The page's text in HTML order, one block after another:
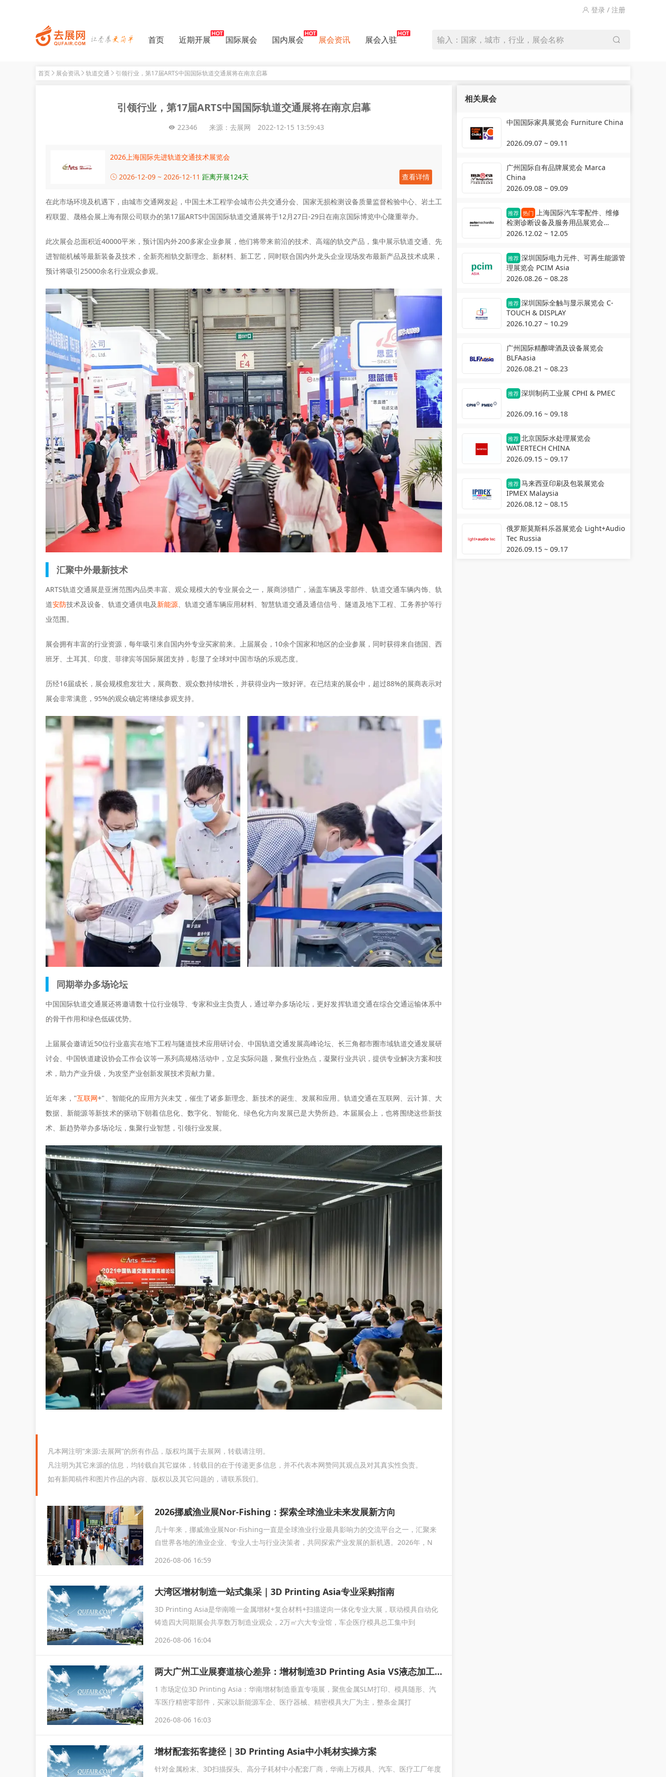
登录 / 注册
首页 近期开展 国际展会 国内展会 展会资讯 展会入驻 输入：国家，城市，行业，展会名称
首页 展会资讯 轨道交通 引领行业，第17届ARTS中国国际轨道交通展将在南京启幕
引领行业，第17届ARTS中国国际轨道交通展将在南京启幕
22346 来源：去展网 2022-12-15 13:59:43
2026上海国际先进轨道交通技术展览会
2026-12-09 ~ 2026-12-11 距离开展124天 查看详情
在此市场环境及机遇下，由城市交通网发起，中国土木工程学会城市公共交通分会、国家无损检测设备质量监督检验中心、岩土工
程联盟、晟格会展上海有限公司联办的第17届ARTS中国国际轨道交通展将于12月27日-29日在南京国际博览中心隆重举办。
此次展会总面积近40000平米，预计国内外200多家企业参展，他们将带来前沿的技术、高端的轨交产品，集中展示轨道交通、先
进智能机械等最新装备及技术，全新亮相轨交新理念、新材料、新工艺，同时联合国内外龙头企业现场发布最新产品及技术成果，
预计将吸引25000余名行业观众参观。
汇聚中外最新技术
ARTS轨道交通展是亚洲范围内品类丰富、观众规模大的专业展会之一，展商涉猎广，涵盖车辆及零部件、轨道交通车辆内饰、轨
道安防技术及设备、轨道交通供电及新能源、轨道交通车辆应用材料、智慧轨道交通及通信信号、隧道及地下工程、工务养护等行
业范围。
展会拥有丰富的行业资源，每年吸引来自国内外专业买家前来。上届展会，10余个国家和地区的企业参展，同时获得来自德国、西
班牙、土耳其、印度、菲律宾等国际展团支持，彰显了全球对中国市场的乐观态度。
历经16届成长，展会规模愈发壮大，展商数、观众数持续增长，并获得业内一致好评。在已结束的展会中，超过88%的展商表示对
展会非常满意，95%的观众确定将继续参观支持。
同期举办多场论坛
中国国际轨道交通展还将邀请数十位行业领导、专家和业主负责人，通过举办多场论坛，更好发挥轨道交通在综合交通运输体系中
的骨干作用和绿色低碳优势。
上届展会邀请近50位行业嘉宾在地下工程与隧道技术应用研讨会、中国轨道交通发展高峰论坛、长三角都市圈市域轨道交通发展研
讨会、中国铁道建设协会工作会议等一系列高规格活动中，立足实际问题，聚焦行业热点，凝聚行业共识，提供专业解决方案和技
术，助力产业升级，为攻坚产业创新发展技术贡献力量。
近年来，"互联网+"、智能化的应用方兴未艾，催生了诸多新理念、新技术的诞生、发展和应用。轨道交通在互联网、云计算、大
数据、新能源等新技术的驱动下朝着信息化、数字化、智能化、绿色化方向发展已是大势所趋。本届展会上，也将围绕这些新技
术、新趋势举办多场论坛，集聚行业智慧，引领行业发展。
凡本网注明“来源:去展网”的所有作品，版权均属于去展网，转载请注明。
凡注明为其它来源的信息，均转载自其它媒体，转载目的在于传递更多信息，并不代表本网赞同其观点及对其真实性负责。
如有新闻稿件和图片作品的内容、版权以及其它问题的，请联系我们。
2026挪威渔业展Nor-Fishing：探索全球渔业未来发展新方向
几十年来，挪威渔业展Nor-Fishing一直是全球渔业行业最具影响力的交流平台之一，汇聚来
自世界各地的渔业企业、专业人士与行业决策者，共同探索产业发展的新机遇。2026年，N
2026-08-06 16:59
大湾区增材制造一站式集采｜3D Printing Asia专业采购指南
3D Printing Asia是华南唯一金属增材+复合材料+扫描逆向一体化专业大展，联动模具自动化
铸造四大同期展会共享数万制造业观众，2万㎡六大专业馆，车企医疗模具总工集中到
2026-08-06 16:04
两大广州工业展赛道核心差异：增材制造3D Printing Asia VS液态加工BLFAasia
1 市场定位3D Printing Asia：华南增材制造垂直专项展，聚焦金属SLM打印、模具随形、汽
车医疗精密零部件，买家以新能源车企、医疗器械、精密模具大厂为主，整条金属打
2026-08-06 16:03
增材配套拓客捷径｜3D Printing Asia中小耗材实操方案
针对金属粉末、3D扫描探头、高分子耗材中小配套厂商，华南上万模具、汽车、医疗工厂年度
相关展会
中国国际家具展览会 Furniture China
2026.09.07 ~ 09.11
广州国际自有品牌展览会 Marca
China
2026.09.08 ~ 09.09
推荐 热门 上海国际汽车零配件、维修
检测诊断设备及服务用品展览会
Automechanika Shanghai
2026.12.02 ~ 12.05
推荐 深圳国际电力元件、可再生能源管
理展览会 PCIM Asia
2026.08.26 ~ 08.28
推荐 深圳国际全触与显示展览会 C-
TOUCH & DISPLAY
2026.10.27 ~ 10.29
广州国际精酿啤酒及设备展览会
BLFAasia
2026.08.21 ~ 08.23
推荐 深圳制药工业展 CPHI & PMEC
2026.09.16 ~ 09.18
推荐 北京国际水处理展览会
WATERTECH CHINA
2026.09.15 ~ 09.17
推荐 马来西亚印刷及包装展览会
IPMEX Malaysia
2026.08.12 ~ 08.15
俄罗斯莫斯科乐器展览会 Light+Audio
Tec Russia
2026.09.15 ~ 09.17